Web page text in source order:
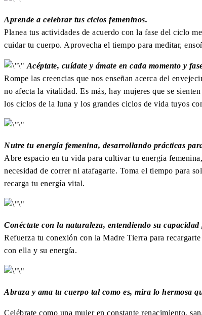
Aprende a celebrar tus ciclos femeninos.
Planea tus actividades de acuerdo con la fase del ciclo
cuidar tu cuerpo. Aprovecha el tiempo para meditar,
Acéptate, cuídate y ámate en cada momento y
Rompe las creencias que nos enseñan acerca del
no afecta la vitalidad. Es más, hay mujeres que se
los ciclos de la luna y los grandes ciclos de vida tuyos
Nutre tu energía femenina, desarrollando prácticas
Abre espacio en tu vida para cultivar tu energía
necesidad de correr ni atafagarte. Toma el tiempo para
recarga tu energía vital.
Conéctate con la naturaleza, entendiendo su
Refuerza tu conexión con la Madre Tierra para
con ella y su energía.
Abraza y ama tu cuerpo tal como es, mira lo hermosa
Celébrate como una mujer en constante renacimiento,